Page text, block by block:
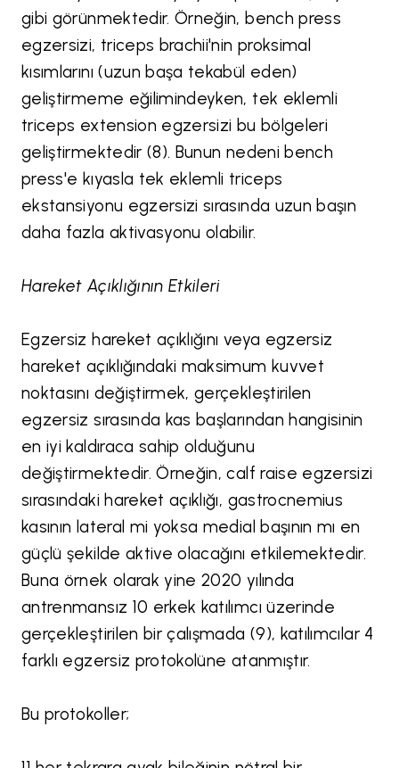
gibi görünmektedir. Örneğin, bench press
egzersizi, triceps brachii'nin proksimal
kısımlarını (uzun başa tekabül eden)
geliştirmeme eğilimindeyken, tek eklemli
triceps extension egzersizi bu bölgeleri
geliştirmektedir (8). Bunun nedeni bench
press'e kıyasla tek eklemli triceps
ekstansiyonu egzersizi sırasında uzun başın
daha fazla aktivasyonu olabilir.
Hareket Açıklığının Etkileri
Egzersiz hareket açıklığını veya egzersiz
hareket açıklığındaki maksimum kuvvet
noktasını değiştirmek, gerçekleştirilen
egzersiz sırasında kas başlarından hangisinin
en iyi kaldıraca sahip olduğunu
değiştirmektedir. Örneğin, calf raise egzersizi
sırasındaki hareket açıklığı, gastrocnemius
kasının lateral mi yoksa medial başının mı en
güçlü şekilde aktive olacağını etkilemektedir.
Buna örnek olarak yine 2020 yılında
antrenmansız 10 erkek katılımcı üzerinde
gerçekleştirilen bir çalışmada (9), katılımcılar 4
farklı egzersiz protokolüne atanmıştır.
Bu protokoller;